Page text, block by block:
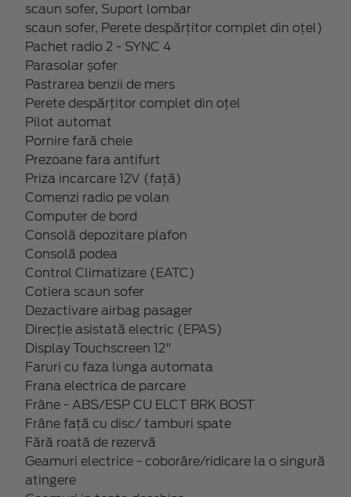
scaun sofer, Suport lombar
scaun sofer, Perete despărțitor complet din oțel)
Pachet radio 2 - SYNC 4
Parasolar șofer
Pastrarea benzii de mers
Perete despărțitor complet din oțel
Pilot automat
Pornire fară cheie
Prezoane fara antifurt
Priza incarcare 12V (față)
Comenzi radio pe volan
Computer de bord
Consolă depozitare plafon
Consolă podea
Control Climatizare (EATC)
Cotiera scaun sofer
Dezactivare airbag pasager
Direcție asistată electric (EPAS)
Display Touchscreen 12"
Faruri cu faza lunga automata
Frana electrica de parcare
Frâne - ABS/ESP CU ELCT BRK BOST
Frâne față cu disc/ tamburi spate
Fără roată de rezervă
Geamuri electrice - coborâre/ridicare la o singură
atingere